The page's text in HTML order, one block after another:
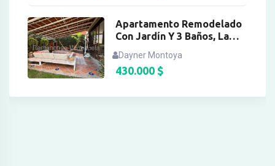
Apartamento Remodelado
Con Jardín Y 3 Baños, La
Dayner Montoya
430.000 $